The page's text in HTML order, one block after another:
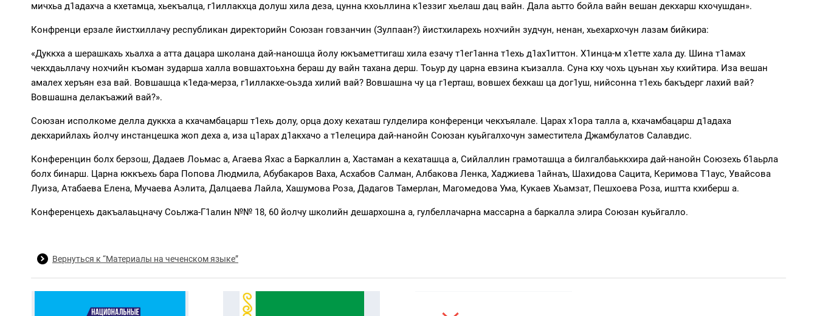
мичхьа д1адахча а кхетамца, хьекъалца, г1иллакхца долуш хила деза, цунна кхоьллина к1еззиг хьелаш дац вайн. Дала аьтто бойла вайн вешан декхарш кхочушдан».
Конфренци ерзале йистхиллачу республикан директорийн Союзан говзанчин (Зулпаан?) йистхиларехь нохчийн зудчун, ненан, хьехархочун лазам бийкира:
«Дуккха а шерашкахь хьалха а атта дацара школана дай-наношца йолу юкъаметтигаш хила езачу т1ег1анна т1ехь д1ах1иттон. Х1инца-м х1етте хала ду. Шина т1амах
чекхдаьллачу нохчийн къоман зударша халла вовшахтоьхна бераш ду вайн тахана дерш. Тоьур ду царна евзина къизалла. Суна кху чохь цуьнан хьу кхийтира. Иза вешан
амалех херъян еза вай. Вовшашца к1еда-мерза, г1иллакхе-оьзда хилий вай? Вовшашна чу ца г1ерташ, вовшех бехкаш ца дог1уш, нийсонна т1ехь бакъдерг лахий вай?
Вовшашна делакъажий вай?».
Союзан исполкоме делла дуккха а кхачамбацарш т1ехь долу, орца доху кехаташ гулделира конференци чекхъялале. Царах х1ора талла а, кхачамбацарш д1адаха
декхарийлахь йолчу инстанцешка жоп деха а, иза ц1арах д1акхачо а т1елецира дай-нанойн Союзан куьйгалхочун заместитела Джамбулатов Салавдис.
Конференцин болх берзош, Дадаев Лоьмас а, Агаева Яхас а Баркаллин а, Хастаман а кехаташца а, Сийлаллин грамоташца а билгалбаьккхира дай-нанойн Союзехь б1аьрла
болх бинарш. Царна юккъехь бара Попова Людмила, Абубакаров Ваха, Асхабов Салман, Албакова Ленка, Хаджиева 1айнаъ, Шахидова Сацита, Керимова Т1аус, Увайсова
Луиза, Атабаева Елена, Мучаева Аэлита, Далцаева Лайла, Хашумова Роза, Дадагов Тамерлан, Магомедова Ума, Кукаев Хьамзат, Пешхоева Роза, иштта кхиберш а.
Конференцехь дакъалаьцначу Соьлжа-Г1алин №№ 18, 60 йолчу школийн дешархошна а, гулбеллачарна массарна а баркалла элира Союзан куьйгалло.
Вернуться к “Материалы на чеченском языке”